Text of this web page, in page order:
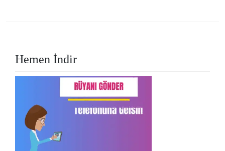
Hemen İndir